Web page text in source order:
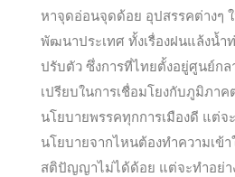
หาจุดอ่อนจุดด้อย อุปสรรคต่างๆ
พัฒนาประเทศ ทั้งเรื่องฝนแล้งน้ำ
ปรับตัว ซึ่งการที่ไทยตั้งอยู่ศูนย์ก
เปรียบในการเชื่อมโยงกับภูมิภาค
นโยบายพรรคทุกการเมืองดี แต่จ
นโยบายจากไหนต้องทำความเข้
สติปัญญาไม่ได้ด้อย แต่จะทำอย่า